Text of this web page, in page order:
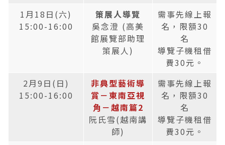
1月18日(六)
15:00-16:00
策展人導覽
吳念澄 (高美
館展覽部助理
策展人)
需事先線上報
名，限額30
名
導覽子機租借
費30元。
2月9日(日)
15:00-16:00
非典型藝術導
賞－東南亞視
角－越南篇2
阮氏雪(越南講
師)
需事先線上報
名，限額30
名
導覽子機租借
費30元。